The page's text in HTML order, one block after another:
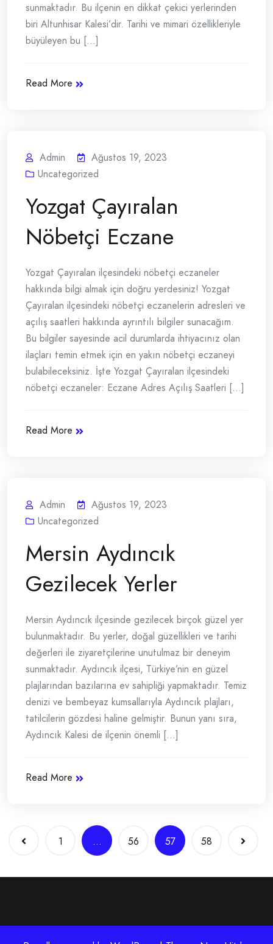
sunmaktadır. Bu ilçenin en dikkat çekici yerlerinden
biri Altunhisar Kalesi’dir. Tarihi ve mimari özellikleriyle
büyüleyen bu [...]
Read More
Admin
Ağustos 19, 2023
Uncategorized
Yozgat Çayıralan
Nöbetçi Eczane
Yozgat Çayıralan ilçesindeki nöbetçi eczaneler
hakkında bilgi almak için doğru yerdesiniz! Yozgat
Çayıralan ilçesindeki nöbetçi eczanelerin adresleri ve
açılış saatleri hakkında ayrıntılı bilgiler sunacağım.
Bu bilgiler sayesinde acil durumlarda ihtiyacınız olan
ilaçları temin etmek için en yakın nöbetçi eczaneyi
bulabileceksiniz. İşte Yozgat Çayıralan ilçesindeki
nöbetçi eczaneler: Eczane Adres Açılış Saatleri [...]
Read More
Admin
Ağustos 19, 2023
Uncategorized
Mersin Aydıncık
Gezilecek Yerler
Mersin Aydıncık ilçesinde gezilecek birçok güzel yer
bulunmaktadır. Bu yerler, doğal güzellikleri ve tarihi
değerleri ile ziyaretçilerine unutulmaz bir deneyim
sunmaktadır. Aydıncık ilçesi, Türkiye’nin en güzel
plajlarından bazılarına ev sahipliği yapmaktadır. Temiz
denizi ve bembeyaz kumsallarıyla Aydıncık plajları,
tatilcilerin gözdesi haline gelmiştir. Bunun yanı sıra,
Aydıncık Kalesi de ilçenin önemli [...]
Read More
Yazı
gezinmesi
1 … 56 57 58